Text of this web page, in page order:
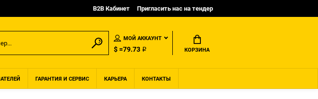
B2B Кабинет Пригласить нас на тендер
МОЙ АККАУНТ
$ =79.73 ₽ КОРЗИНА
ГАРАНТИЯ И СЕРВИС КАРЬЕРА КОНТАКТЫ